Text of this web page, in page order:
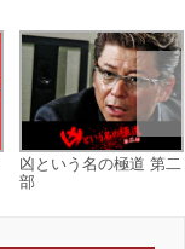
凶という名の極道 第二
部